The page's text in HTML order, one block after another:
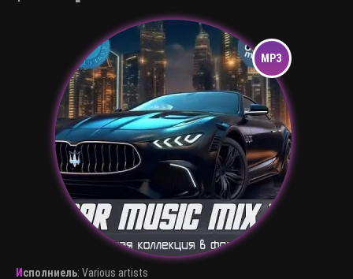
Исполниель: Various artists